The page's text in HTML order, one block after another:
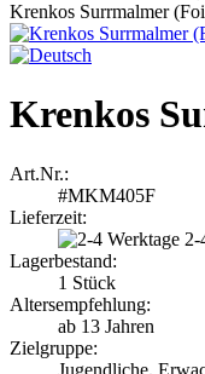
Krenkos Surrmalmer
Krenkos
Art.Nr.:
#MKM405F
Lieferzeit:
2-
Lagerbestand:
1 Stück
Altersempfehlung:
ab 13 Jahren
Zielgruppe:
Jugendliche,